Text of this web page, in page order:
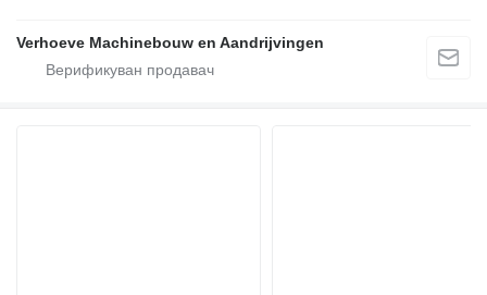
Verhoeve Machinebouw en Aandrijvingen